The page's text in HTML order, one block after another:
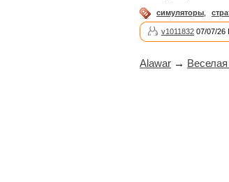
симуляторы
v1011832 07/07/26
Alawar →